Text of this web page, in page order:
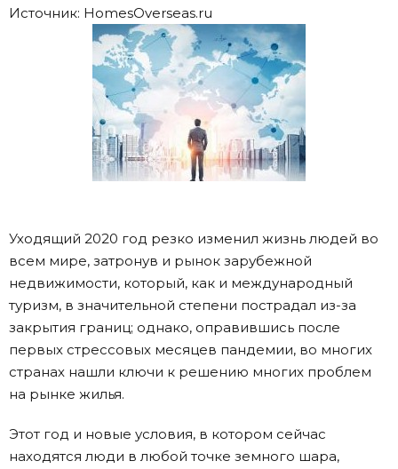
Источник: HomesOverseas.ru
Уходящий 2020 год резко изменил жизнь людей во
всем мире, затронув и рынок зарубежной
недвижимости, который, как и международный
туризм, в значительной степени пострадал из-за
закрытия границ; однако, оправившись после
первых стрессовых месяцев пандемии, во многих
странах нашли ключи к решению многих проблем
на рынке жилья.
Этот год и новые условия, в котором сейчас
находятся люди в любой точке земного шара,